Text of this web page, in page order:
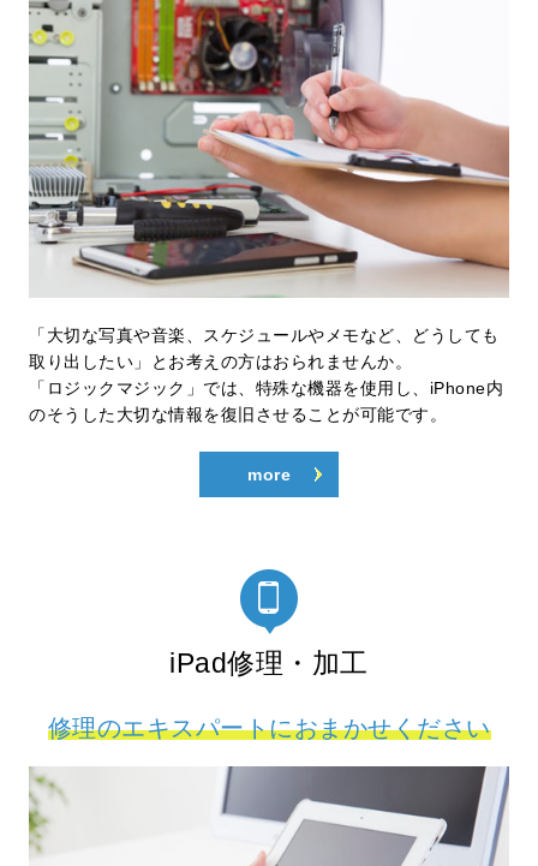
「大切な写真や音楽、スケジュールやメモなど、どうしても
取り出したい」とお考えの方はおられませんか。
「ロジックマジック」では、特殊な機器を使用し、iPhone内
のそうした大切な情報を復旧させることが可能です。
more
iPad修理・加工
修理のエキスパートにおまかせください